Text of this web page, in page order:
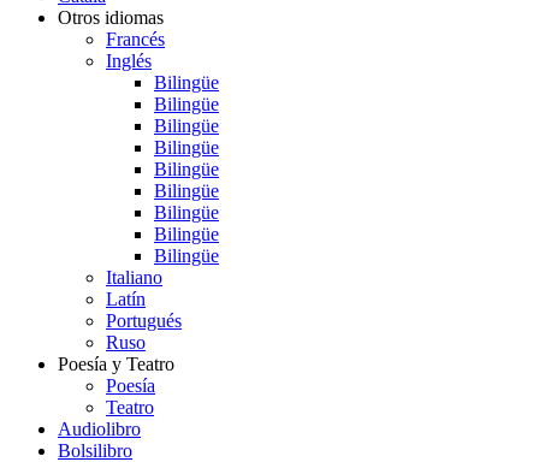
Otros idiomas
Francés
Inglés
Bilingüe
Bilingüe
Bilingüe
Bilingüe
Bilingüe
Bilingüe
Bilingüe
Bilingüe
Bilingüe
Italiano
Latín
Portugués
Ruso
Poesía y Teatro
Poesía
Teatro
Audiolibro
Bolsilibro